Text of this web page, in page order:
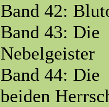
Band 42:
Band 43: Die
Nebelgeister
Band 44: Die
beiden